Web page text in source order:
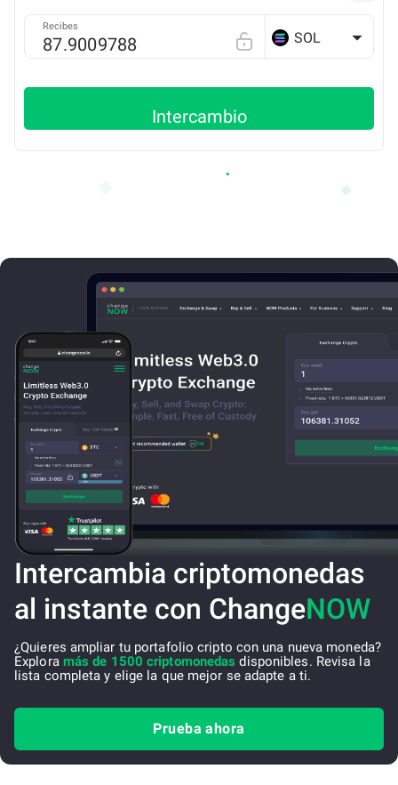
Recibes
SOL
Intercambio
Intercambia criptomonedas
al instante con ChangeNOW
¿Quieres ampliar tu portafolio cripto con una nueva moneda?
Explora más de 1500 criptomonedas disponibles. Revisa la
lista completa y elige la que mejor se adapte a ti.
Prueba ahora